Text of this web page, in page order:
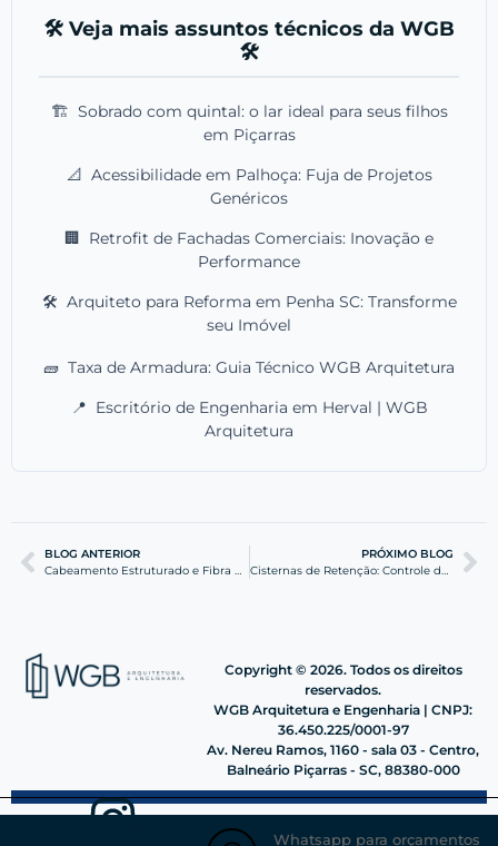
🛠️ Veja mais assuntos técnicos da WGB
🛠️
🏗️ Sobrado com quintal: o lar ideal para seus filhos
em Piçarras
📐 Acessibilidade em Palhoça: Fuja de Projetos
Genéricos
🏢 Retrofit de Fachadas Comerciais: Inovação e
Performance
🛠️ Arquiteto para Reforma em Penha SC: Transforme
seu Imóvel
🧱 Taxa de Armadura: Guia Técnico WGB Arquitetura
📍 Escritório de Engenharia em Herval | WGB
Arquitetura
BLOG ANTERIOR
Cabeamento Estruturado e Fibra Óptica em Prédios Corporativos
PRÓXIMO BLOG
Cisternas de Retenção: Controle de Alagamentos Urbanos
Copyright © 2026. Todos os direitos
reservados.
WGB Arquitetura e Engenharia | CNPJ:
36.450.225/0001-97
Av. Nereu Ramos, 1160 - sala 03 - Centro,
Balneário Piçarras - SC, 88380-000
Whatsapp para orçamentos